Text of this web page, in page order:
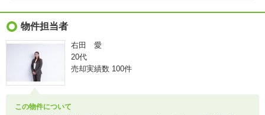
物件担当者
右田 愛
20代
売却実績数 100件
この物件について